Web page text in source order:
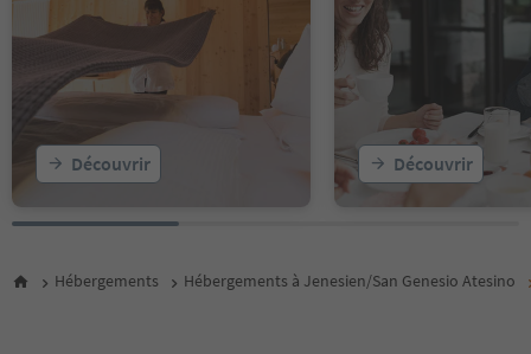
Découvrir Découvrir
Hébergements Hébergements à Jenesien/San Genesio Atesino